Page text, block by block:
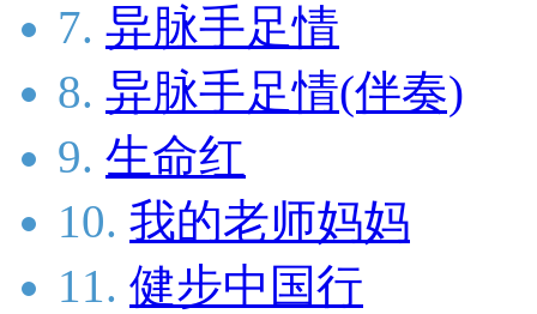
7. 异脉手足情
8. 异脉手足情(伴奏)
9. 生命红
10. 我的老师妈妈
11. 健步中国行